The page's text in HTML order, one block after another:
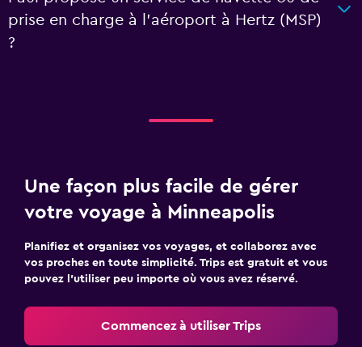
prise en charge à l’aéroport à Hertz (MSP)
?
Une façon plus facile de gérer
votre voyage à Minneapolis
Planifiez et organisez vos voyages, et collaborez avec
vos proches en toute simplicité. Trips est gratuit et vous
pouvez l’utiliser peu importe où vous avez réservé.
Commencez à utiliser Trips